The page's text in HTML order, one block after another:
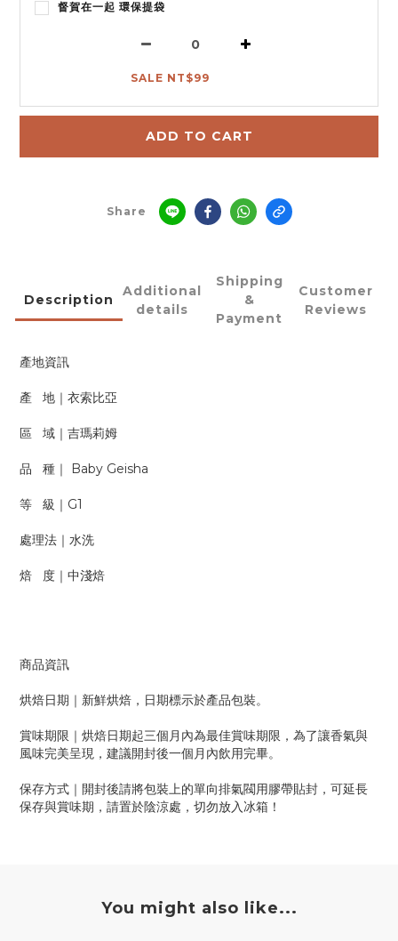
督賀在一起 環保提袋
SALE NT$99
ADD TO CART
Share
Description
Additional
details
Shipping
&
Payment
Customer
Reviews
產地資訊
產 地｜衣索比亞
區 域｜吉瑪莉姆
品 種｜ Baby Geisha
等 級｜G1
處理法｜水洗
焙 度｜中淺焙
商品資訊
烘焙日期｜新鮮烘焙，日期標示於產品包裝。
賞味期限｜烘焙日期起三個月內為最佳賞味期限，為了讓香氣與
風味完美呈現，建議開封後一個月內飲用完畢。
保存方式｜開封後請將包裝上的單向排氣閥用膠帶貼封，可延長
保存與賞味期，請置於陰涼處，切勿放入冰箱！
You might also like...